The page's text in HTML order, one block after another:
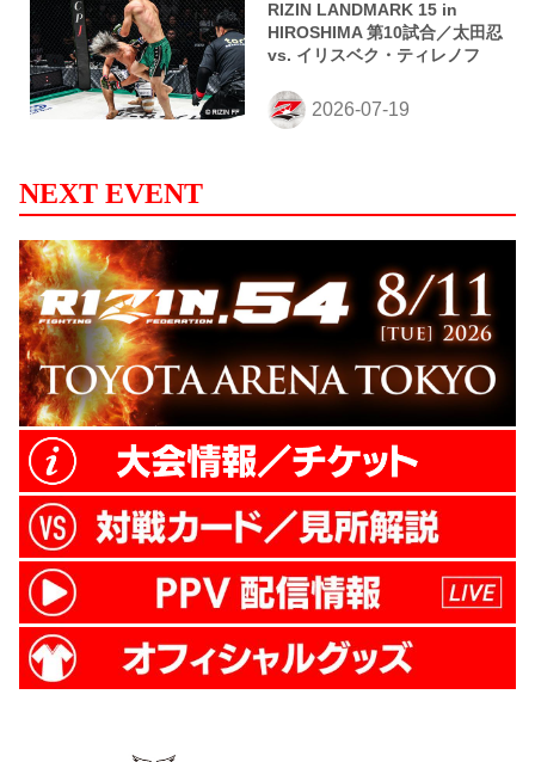
RIZIN LANDMARK 15 in
HIROSHIMA 第10試合／太田忍
vs. イリスベク・ティレノフ
NEXT EVENT